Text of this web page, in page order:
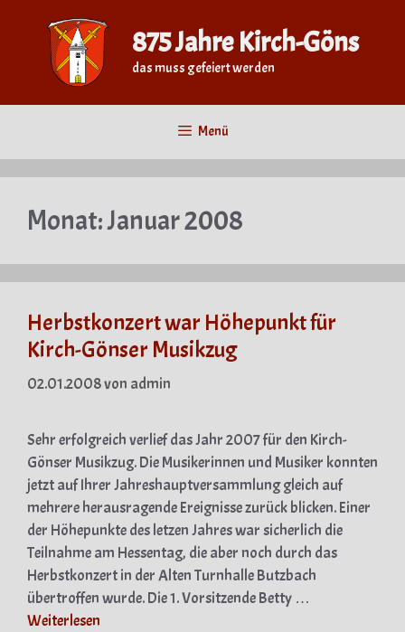
springen
875 Jahre Kirch-Göns
das muss gefeiert werden
Menü
Monat:Januar 2008
Herbstkonzert war Höhepunkt für
Kirch-Gönser Musikzug
02.01.2008von admin
Sehr erfolgreich verlief das Jahr 2007 für den Kirch-
Gönser Musikzug. Die Musikerinnen und Musiker konnten
jetzt auf Ihrer Jahreshauptversammlung gleich auf
mehrere herausragende Ereignisse zurück blicken. Einer
der Höhepunkte des letzen Jahres war sicherlich die
Teilnahme am Hessentag, die aber noch durch das
Herbstkonzert in der Alten Turnhalle Butzbach
übertroffen wurde. Die 1. Vorsitzende Betty …
Weiterlesen